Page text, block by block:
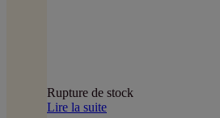
Rupture de stock
Lire la suite